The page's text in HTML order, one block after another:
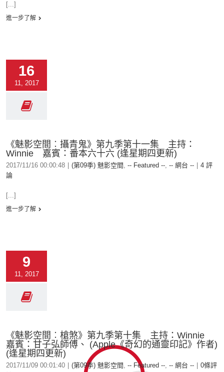
[...]
進一步了解
16
11, 2017
《魅影空間︰攝青鬼》第九季第十一集 主持：
Winnie 嘉賓：番本六十六 (逢星期四更新)
2017/11/16 00:00:48 (第09季) 魅影空間 , -- Featured --, -- 網台 --
4 評
論
[...]
進一步了解
9
11, 2017
《魅影空間︰槍煞》第九季第十集 主持：Winnie
嘉賓：甘子弘師傅、 (Apple《奇幻的通靈印記》作者)
(逢星期四更新)
2017/11/09 00:01:40 (第09季) 魅影空間 , -- Featured --, -- 網台 --
0條評